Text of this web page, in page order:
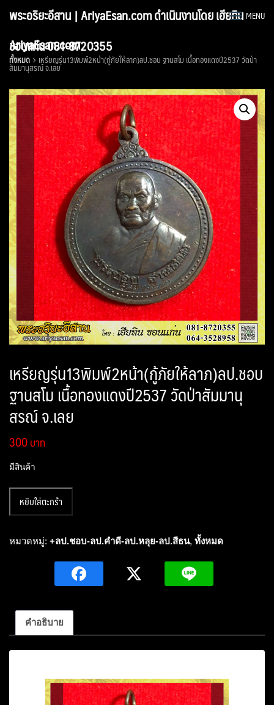
พระอริยะอีสาน | AriyaEsan.com ดำเนินงานโดย เฮียทิน
ขอนแก่น 081-8720355
MENU
AriyaEsan.com
ทั้งหมด เหรียญรุ่น13พิมพ์2หน้า(กู้ภัยให้ลาภ)ลป.ชอบ ฐานสโม เนื้อทองแดงปี2537 วัดป่า
สัมมานุสรณ์ จ.เลย
เหรียญรุ่น13พิมพ์2หน้า(กู้ภัยให้ลาภ)ลป.ชอบ
ฐานสโม เนื้อทองแดงปี2537 วัดป่าสัมมานุ
สรณ์ จ.เลย
300
มีสินค้า
เหรียญ
ให้
ทองแดง
ปี2537
ป่า
หยิบใส่ตะกร้า
หมวดหมู่: +ลป.ชอบ-ลป.คำดี-ลป.หลุย-ลป.สีธน, ทั้งหมด
คำอธิบาย